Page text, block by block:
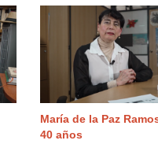
María de la Paz
40 años